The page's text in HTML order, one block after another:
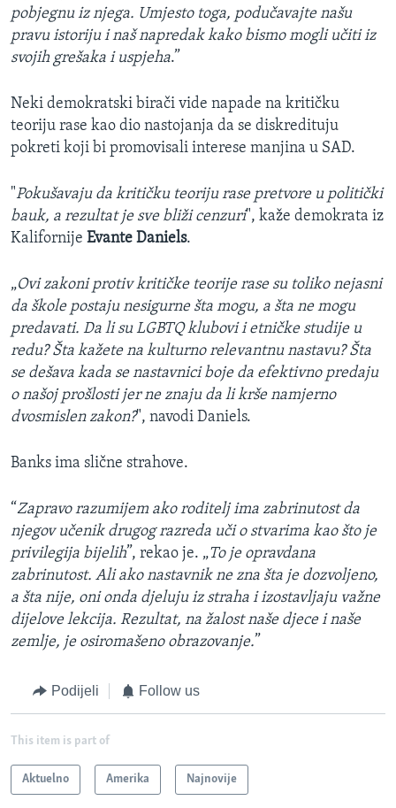
pobjegnu iz njega. Umjesto toga, podučavajte našu
pravu istoriju i naš napredak kako bismo mogli učiti iz
svojih grešaka i uspjeha.”
Neki demokratski birači vide napade na kritičku
teoriju rase kao dio nastojanja da se diskredituju
pokreti koji bi promovisali interese manjina u SAD.
"Pokušavaju da kritičku teoriju rase pretvore u politički
bauk, a rezultat je sve bliži cenzuri", kaže demokrata iz
Kalifornije Evante Daniels.
„Ovi zakoni protiv kritičke teorije rase su toliko nejasni
da škole postaju nesigurne šta mogu, a šta ne mogu
predavati. Da li su LGBTQ klubovi i etničke studije u
redu? Šta kažete na kulturno relevantnu nastavu? Šta
se dešava kada se nastavnici boje da efektivno predaju
o našoj prošlosti jer ne znaju da li krše namjerno
dvosmislen zakon?", navodi Daniels.
Banks ima slične strahove.
“Zapravo razumijem ako roditelj ima zabrinutost da
njegov učenik drugog razreda uči o stvarima kao što je
privilegija bijelih”, rekao je. „To je opravdana
zabrinutost. Ali ako nastavnik ne zna šta je dozvoljeno,
a šta nije, oni onda djeluju iz straha i izostavljaju važne
dijelove lekcija. Rezultat, na žalost naše djece i naše
zemlje, je osiromašeno obrazovanje.”
Podijeli Follow us
This item is part of
Aktuelno Amerika Najnovije